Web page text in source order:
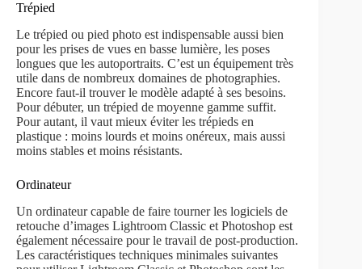
Trépied
Le trépied ou pied photo est indispensable aussi bien
pour les prises de vues en basse lumière, les poses
longues que les autoportraits. C’est un équipement très
utile dans de nombreux domaines de photographies.
Encore faut-il trouver le modèle adapté à ses besoins.
Pour débuter, un trépied de moyenne gamme suffit.
Pour autant, il vaut mieux éviter les trépieds en
plastique : moins lourds et moins onéreux, mais aussi
moins stables et moins résistants.
Ordinateur
Un ordinateur capable de faire tourner les logiciels de
retouche d’images Lightroom Classic et Photoshop est
également nécessaire pour le travail de post-production.
Les caractéristiques techniques minimales suivantes